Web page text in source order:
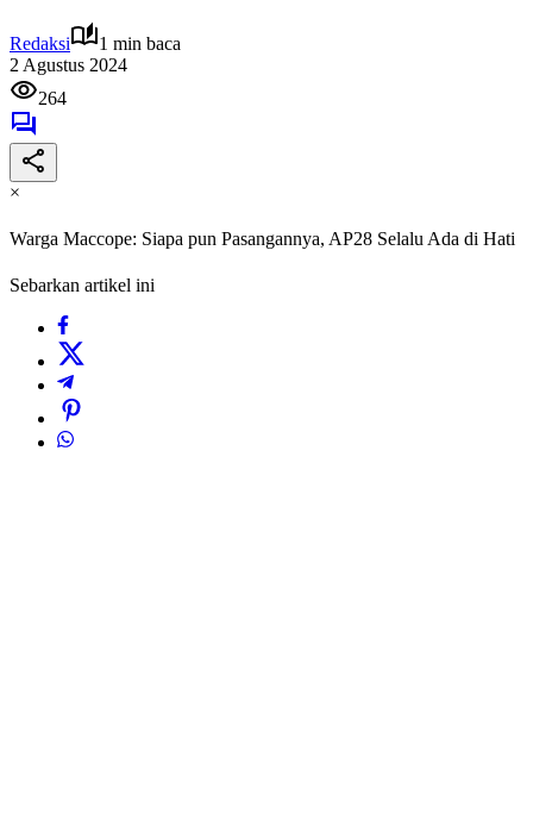
Redaksi
1 min baca
2 Agustus 2024
264
×
Warga Maccope: Siapa pun Pasangannya, AP28 Selalu Ada di Hati
Sebarkan artikel ini